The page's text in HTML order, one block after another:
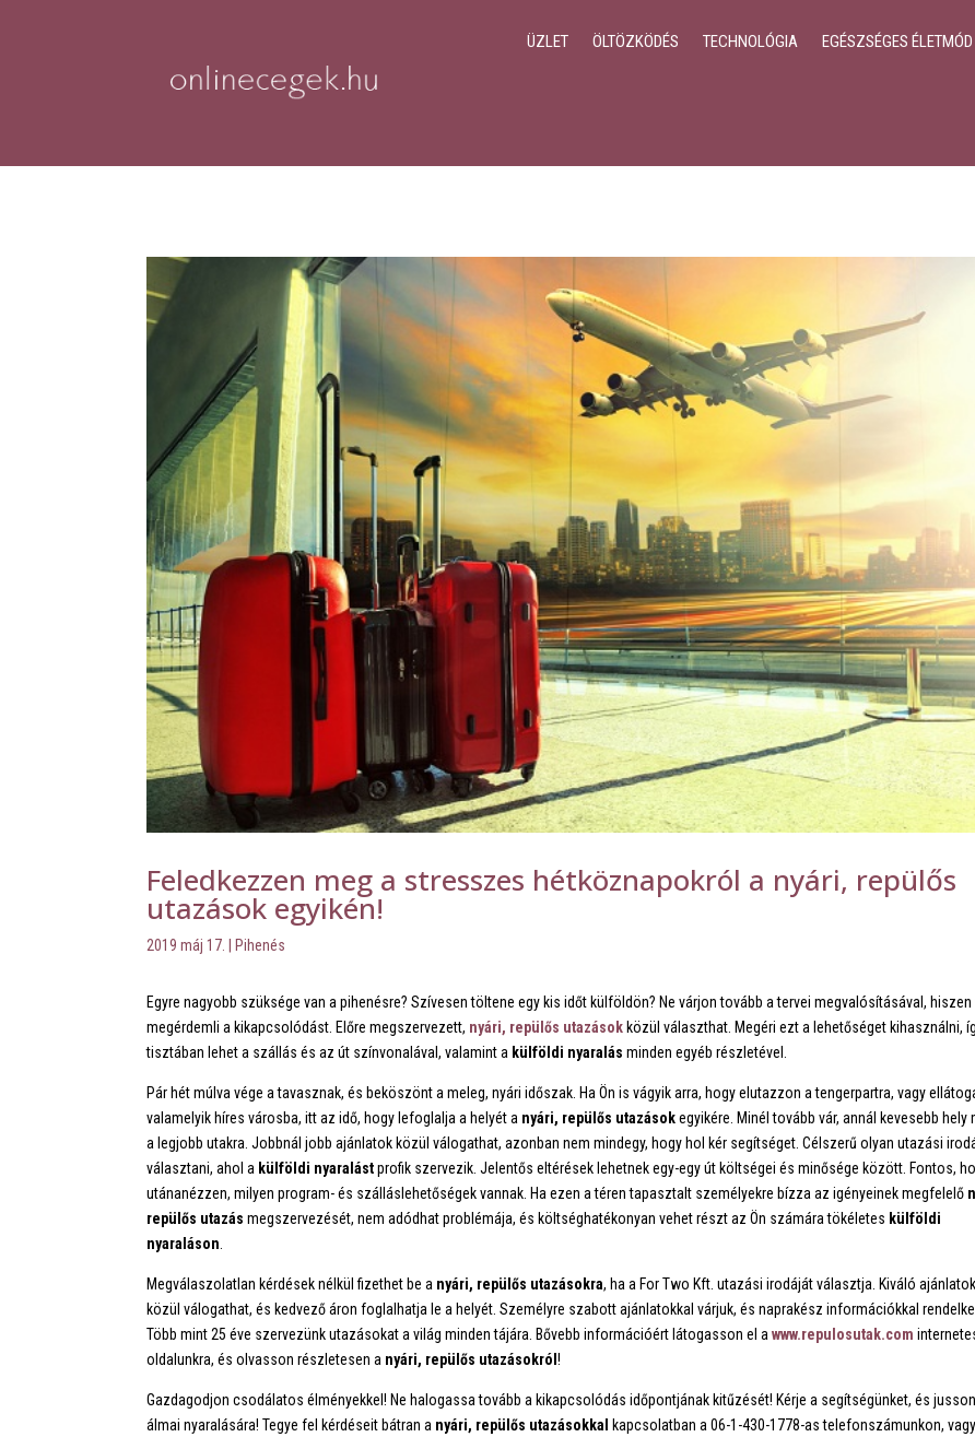
ÜZLET ÖLTÖZKÖDÉS TECHNOLÓGIA EGÉSZSÉGES ÉLETMÓD
Feledkezzen meg a stresszes hétköznapokról a nyári, repülős
utazások egyikén!
2019 máj 17. Pihenés
Egyre nagyobb szüksége van a pihenésre? Szívesen töltene egy kis időt külföldön? Ne várjon tovább a tervei megvalósításával, hiszen
megérdemli a kikapcsolódást. Előre megszervezett, nyári, repülős utazások közül választhat. Megéri ezt a lehetőséget kihasználni,
tisztában lehet a szállás és az út színvonalával, valamint a külföldi nyaralás minden egyéb részletével.
Pár hét múlva vége a tavasznak, és beköszönt a meleg, nyári időszak. Ha Ön is vágyik arra, hogy elutazzon a tengerpartra, vagy
valamelyik híres városba, itt az idő, hogy lefoglalja a helyét a nyári, repülős utazásokegyikére. Minél tovább vár, annál kevesebb hely
a legjobb utakra. Jobbnál jobb ajánlatok közül válogathat, azonban nem mindegy, hogy hol kér segítséget. Célszerű olyan utazási
választani, ahol a külföldi nyaralástprofik szervezik. Jelentős eltérések lehetnek egy-egy út költségei és minősége között. Fontos,
utánanézzen, milyen program- és szálláslehetőségek vannak. Ha ezen a téren tapasztalt személyekre bízza az igényeinek megfelelő
repülős utazás megszervezését, nem adódhat problémája, és költséghatékonyan vehet részt az Ön számára tökéletes külföldi
nyaraláson.
Megválaszolatlan kérdések nélkül fizethet be a nyári, repülős utazásokra, ha a For Two Kft. utazási irodáját választja. Kiváló ajánlatok
közül válogathat, és kedvező áron foglalhatja le a helyét. Személyre szabott ajánlatokkal várjuk, és naprakész információkkal
Több mint 25 éve szervezünk utazásokat a világ minden tájára. Bővebb információért látogasson el awww.repulosutak.com
oldalunkra, és olvasson részletesen a nyári, repülős utazásokról!
Gazdagodjon csodálatos élményekkel! Ne halogassa tovább a kikapcsolódás időpontjának kitűzését! Kérje a segítségünket, és jusson
álmai nyaralására! Tegye fel kérdéseit bátran a nyári, repülős utazásokkal
kapcsolatban a 06-1-430-1778-as telefonszámunkon,